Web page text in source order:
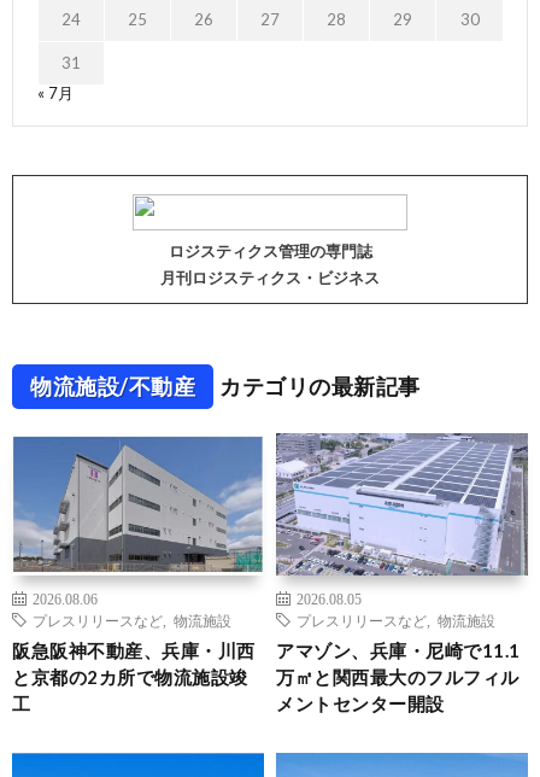
24 25 26 27 28 29 30
31
« 7月
ロジスティクス管理の専門誌
月刊ロジスティクス・ビジネス
物流施設/不動産 カテゴリの最新記事
2026.08.06
プレスリリースなど
物流施設
阪急阪神不動産、兵庫・川西
と京都の2カ所で物流施設竣
工
2026.08.05
プレスリリースなど
物流施設
アマゾン、兵庫・尼崎で11.1
万㎡と関西最大のフルフィル
メントセンター開設